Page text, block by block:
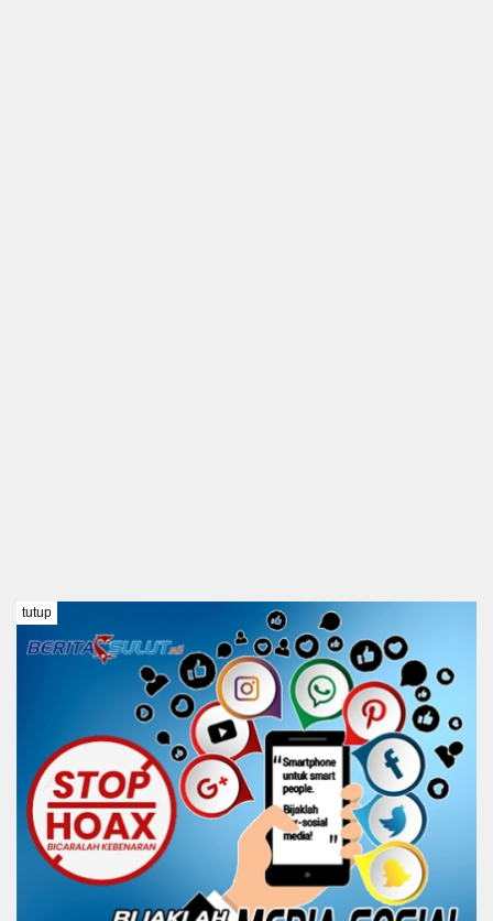
TENTANG KAMI REDAKSI
DISCLAIMER
PEDOMAN MEDIA SIBER
KODE ETIK
Copyright @ 2021 BERITA SULUT #BeritaTanpaBatas
tutup